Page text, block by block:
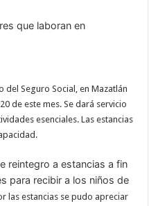
que laboran en
del Seguro Social, en Mazatlán
de este mes. Se dará servicio
esenciales. Las estancias
reintegro a estancias a fin
para recibir a los niños de
las estancias se pudo apreciar